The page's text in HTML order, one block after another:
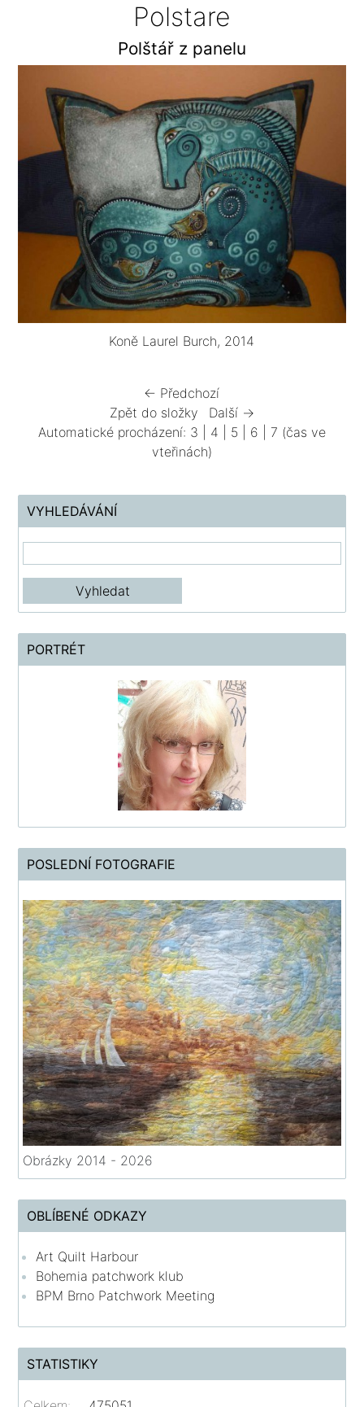
Polstare
Polštář z panelu
Koně Laurel Burch, 2014
← Předchozí
Zpět do složky
Další →
Automatické procházení: 3 4 5 6 7 (čas ve
vteřinách)
VYHLEDÁVÁNÍ
PORTRÉT
POSLEDNÍ FOTOGRAFIE
Obrázky 2014 - 2026
OBLÍBENÉ ODKAZY
Art Quilt Harbour
Bohemia patchwork klub
BPM Brno Patchwork Meeting
STATISTIKY